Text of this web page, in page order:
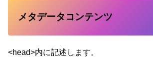
メタデータコンテンツ
<head>内に記述します。